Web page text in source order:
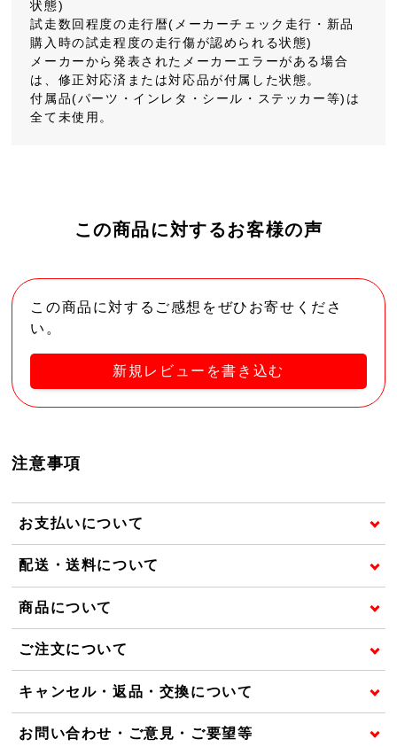
状態)
試走数回程度の走行暦(メーカーチェック走行・新品
購入時の試走程度の走行傷が認められる状態)
メーカーから発表されたメーカーエラーがある場合
は、修正対応済または対応品が付属した状態。
付属品(パーツ・インレタ・シール・ステッカー等)は
全て未使用。
この商品に対するお客様の声
この商品に対するご感想をぜひお寄せくださ
い。
新規レビューを書き込む
注意事項
お支払いについて
配送・送料について
商品について
ご注文について
キャンセル・返品・交換について
お問い合わせ・ご意見・ご要望等